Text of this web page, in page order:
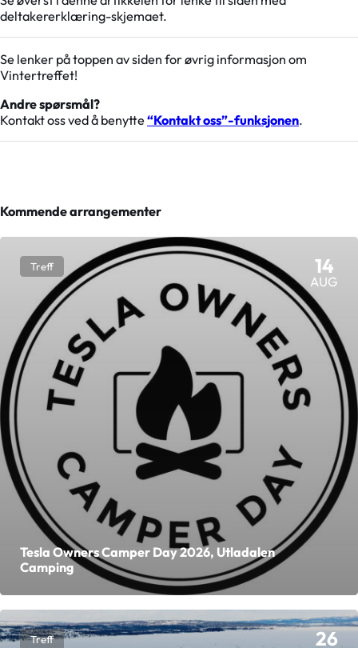
deltakererklæring-skjemaet.
Se lenker på toppen av siden for øvrig informasjon om
Vintertreffet!
Andre spørsmål?
Kontakt oss ved å benytte“Kontakt oss”-funksjonen.
Kommende arrangementer
Treff 14
AUG
Tesla Owners Camper Day 2026, Utladalen
Camping
Treff 26